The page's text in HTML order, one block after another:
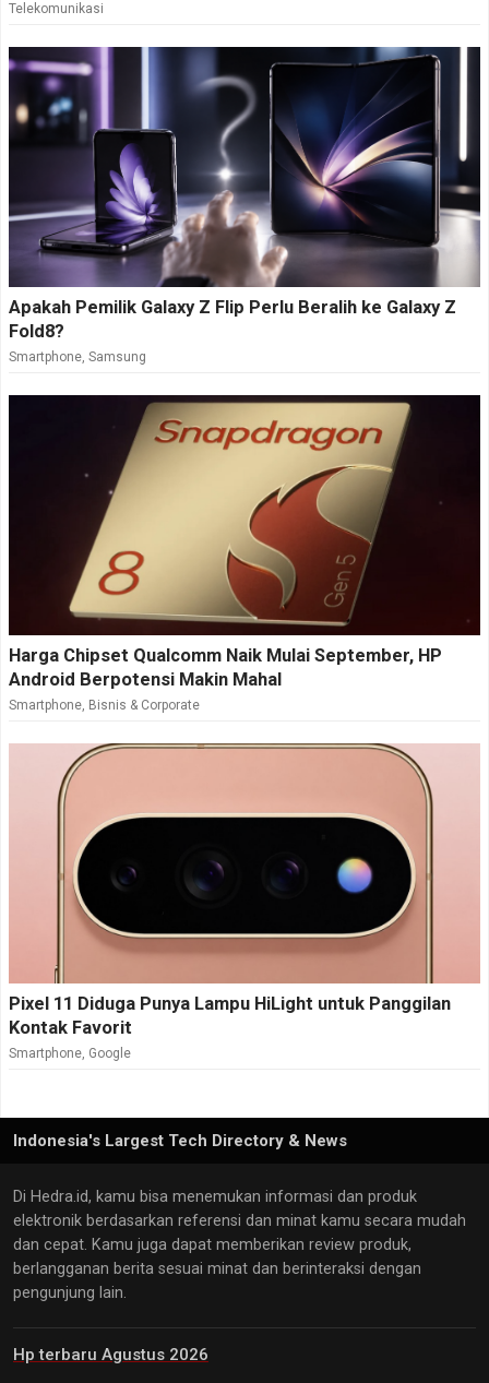
Telekomunikasi
Apakah Pemilik Galaxy Z Flip Perlu Beralih ke Galaxy Z
Fold8?
Smartphone, Samsung
Harga Chipset Qualcomm Naik Mulai September, HP
Android Berpotensi Makin Mahal
Smartphone, Bisnis & Corporate
Pixel 11 Diduga Punya Lampu HiLight untuk Panggilan
Kontak Favorit
Smartphone, Google
Indonesia's Largest Tech Directory & News
Di Hedra.id, kamu bisa menemukan informasi dan produk
elektronik berdasarkan referensi dan minat kamu secara mudah
dan cepat. Kamu juga dapat memberikan review produk,
berlangganan berita sesuai minat dan berinteraksi dengan
pengunjung lain.
Hp terbaru Agustus 2026